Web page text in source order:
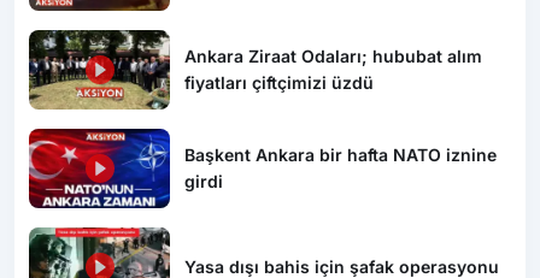
Ankara Ziraat Odaları; hububat alım
fiyatları çiftçimizi üzdü
Başkent Ankara bir hafta NATO iznine
girdi
Yasa dışı bahis için şafak operasyonu